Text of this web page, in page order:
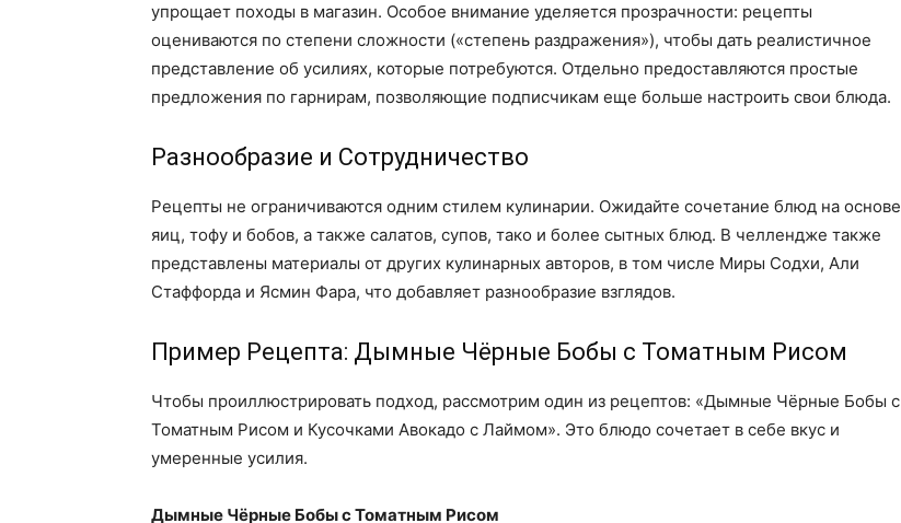
упрощает походы в магазин. Особое внимание уделяется прозрачности: рецепты
оцениваются по степени сложности («степень раздражения»), чтобы дать реалистичное
представление об усилиях, которые потребуются. Отдельно предоставляются простые
предложения по гарнирам, позволяющие подписчикам еще больше настроить свои блюда.
Разнообразие и Сотрудничество
Рецепты не ограничиваются одним стилем кулинарии. Ожидайте сочетание блюд на основе
яиц, тофу и бобов, а также салатов, супов, тако и более сытных блюд. В челлендже также
представлены материалы от других кулинарных авторов, в том числе Миры Содхи, Али
Стаффорда и Ясмин Фара, что добавляет разнообразие взглядов.
Пример Рецепта: Дымные Чёрные Бобы с Томатным Рисом
Чтобы проиллюстрировать подход, рассмотрим один из рецептов: «Дымные Чёрные Бобы с
Томатным Рисом и Кусочками Авокадо с Лаймом». Это блюдо сочетает в себе вкус и
умеренные усилия.
Дымные Чёрные Бобы с Томатным Рисом